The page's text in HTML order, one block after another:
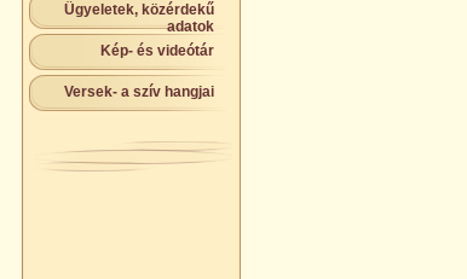
Ügyeletek, közérdekű
adatok
Kép- és videótár
Versek- a szív hangjai